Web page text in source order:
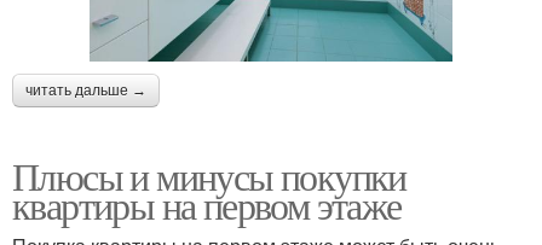
читать дальше →
Плюсы и минусы покупки
квартиры на первом этаже